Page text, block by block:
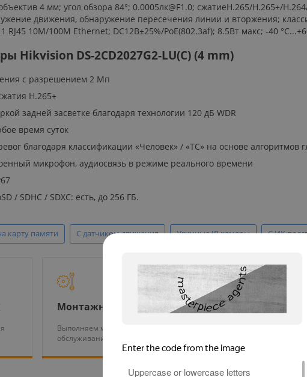
4 мм; угол обзора 84°; 0.0005лк@F1.0; сжатиеH.265/H.265+/
движения, обнаружение пересечения линии и вторжения;
10M/100M Ethernet; DC12В±25%/PoE(802.3af); 8.5Вт макс; -40
Hikvision DS-2CD2027G2-LU(C) (4 mm)
с разрешением 2 Мп
H.265+
задней засветке благодаря технологии 120 дБ WDR
время суток
благодаря классификации «Человек» / «ТС» на основе алгоритмов
микрофон, аудиосвязь в режиме реального времени
/ SDHC / SDXC: есть, до 256 ГБ.
карту памяти С датчиком движения Уличные IP камеры С ИК
Монтажные работы
Выполняем монтаж и тех.
обслуживание оборудования
Гарантия на
На нашу продукцию